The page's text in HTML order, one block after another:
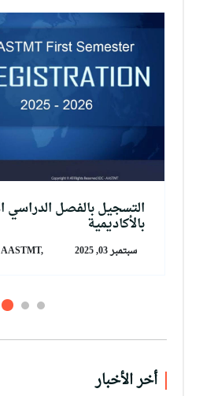
بالأكاديمية
سبتمبر 03, 2025 AASTMT,
أخر الأخبار